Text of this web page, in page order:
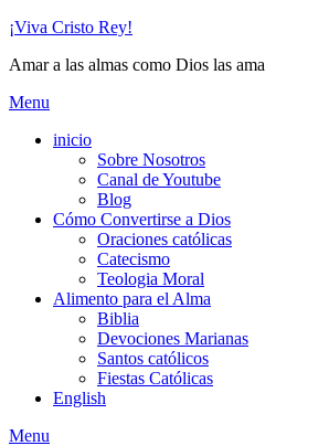
Skip
content
¡Viva Cristo Rey!
Amar a las almas como Dios las ama
Menu
inicio
Sobre Nosotros
Canal de Youtube
Blog
Cómo Convertirse a Dios
Oraciones católicas
Catecismo
Teologia Moral
Alimento para el Alma
Biblia
Devociones Marianas
Santos católicos
Fiestas Católicas
English
Menu